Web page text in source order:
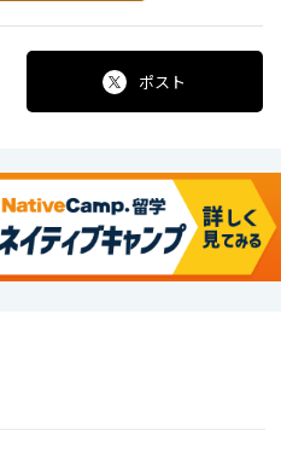
ポスト